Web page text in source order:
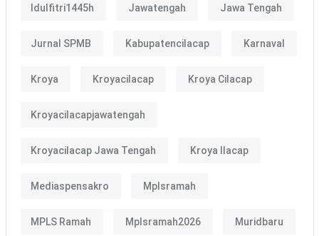
Idulfitri1445h Jawatengah Jawa Tengah
Jurnal SPMB Kabupatencilacap Karnaval
Kroya Kroyacilacap Kroya Cilacap
Kroyacilacapjawatengah
Kroyacilacap Jawa Tengah Kroya Ilacap
Mediaspensakro Mplsramah
MPLS Ramah Mplsramah2026 Muridbaru